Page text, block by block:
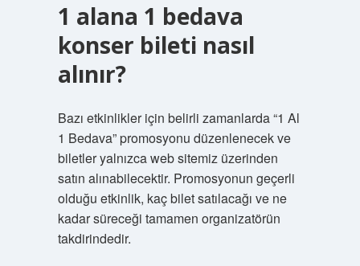
1 alana 1 bedava
konser bileti nasıl
alınır?
Bazı etkinlikler için belirli zamanlarda “1 Al
1 Bedava” promosyonu düzenlenecek ve
biletler yalnızca web sitemiz üzerinden
satın alınabilecektir. Promosyonun geçerli
olduğu etkinlik, kaç bilet satılacağı ve ne
kadar süreceği tamamen organizatörün
takdirindedir.